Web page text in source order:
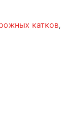
катков,